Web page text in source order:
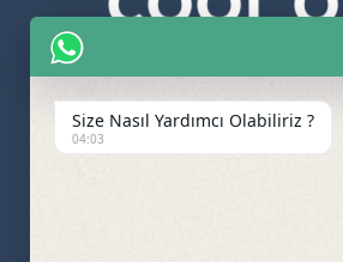
Lorem ipsum dolor sit
adipiscing elit, sed diam
tincidunt ut laoreet dolore
Size Nasıl Yardımcı Olabiliriz ?
04:03